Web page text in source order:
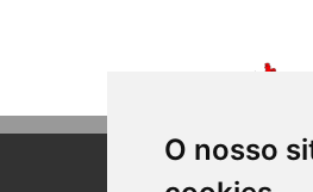
O nosso